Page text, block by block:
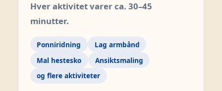
Hver aktivitet varer ca. 30–45
minutter.
Ponniridning
Lag armbånd
Mal hestesko
Ansiktsmaling
og flere aktiviteter